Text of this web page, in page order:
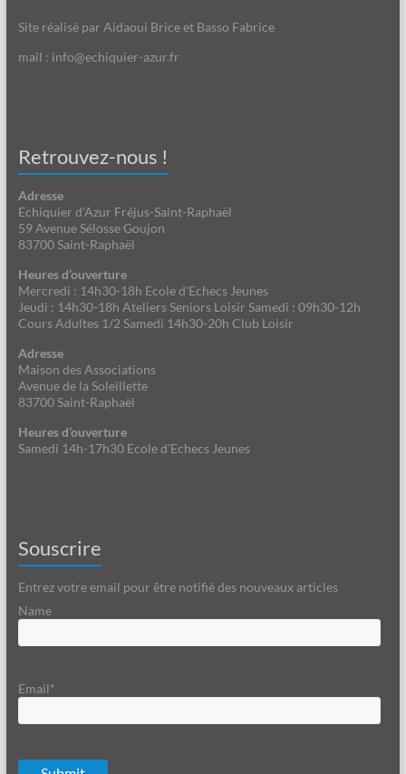
Site réalisé par Aidaoui Brice et Basso Fabrice
mail : info@echiquier-azur.fr
Retrouvez-nous !
Adresse
Echiquier d'Azur Fréjus-Saint-Raphaël
59 Avenue Sélosse Goujon
83700 Saint-Raphaël
Heures d’ouverture
Mercredi : 14h30-18h Ecole d'Echecs Jeunes
Jeudi : 14h30-18h Ateliers Seniors Loisir Samedi : 09h30-12h
Cours Adultes 1/2 Samedi 14h30-20h Club Loisir
Adresse
Maison des Associations
Avenue de la Soleillette
83700 Saint-Raphaël
Heures d’ouverture
Samedi 14h-17h30 Ecole d'Echecs Jeunes
Souscrire
Entrez votre email pour être notifié des nouveaux articles
Name
Email*